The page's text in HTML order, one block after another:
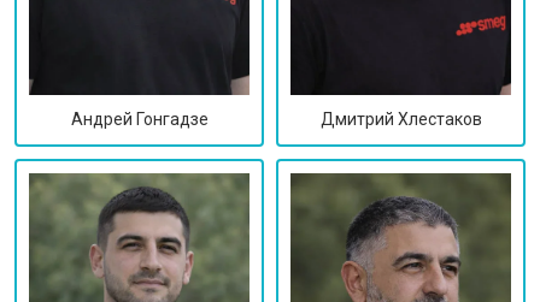
Андрей Гонгадзе Дмитрий Хлестаков